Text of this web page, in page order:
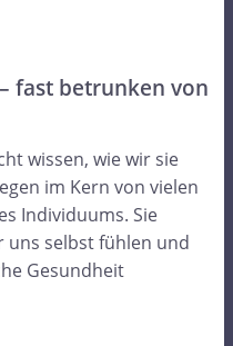
fast betrunken von
wissen, wie wir sie
im Kern von vielen
Individuums. Sie
uns selbst fühlen und
Gesundheit